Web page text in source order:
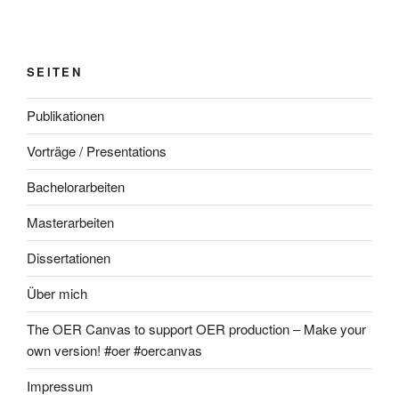
SEITEN
Publikationen
Vorträge / Presentations
Bachelorarbeiten
Masterarbeiten
Dissertationen
Über mich
The OER Canvas to support OER production – Make your
own version! #oer #oercanvas
Impressum